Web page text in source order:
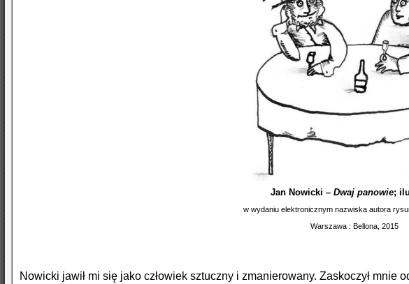
Jan Nowicki – Dwaj panowie;
w wydaniu elektronicznym nazwiska autora
Warszawa : Bellona, 2015
Nowicki jawił mi się jako człowiek sztuczny i zmanierowany. Zaskoczył mnie